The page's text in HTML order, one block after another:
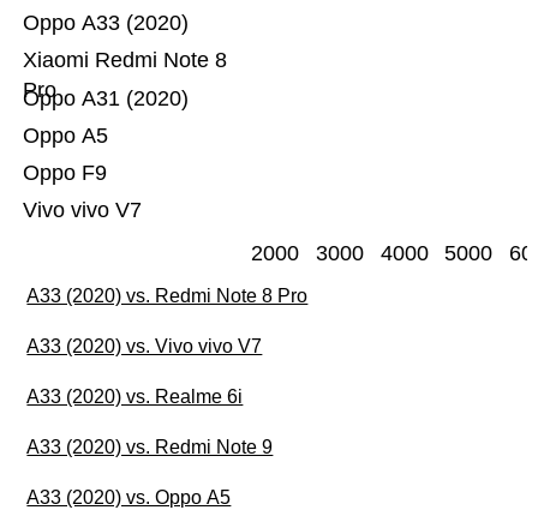
Vivo vivo V7
Oppo F9
Oppo A5
Oppo A31 (2020)
Xiaomi Redmi Note 8
Pro
Oppo A33 (2020)
2000 3000 4000 5000
A33 (2020) vs. Redmi Note 8 Pro
A33 (2020) vs. Vivo vivo V7
A33 (2020) vs. Realme 6i
A33 (2020) vs. Redmi Note 9
A33 (2020) vs. Oppo A5